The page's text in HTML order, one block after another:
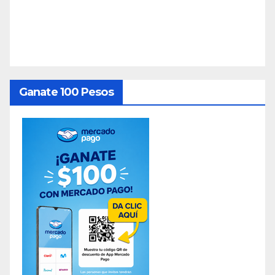
Ganate 100 Pesos